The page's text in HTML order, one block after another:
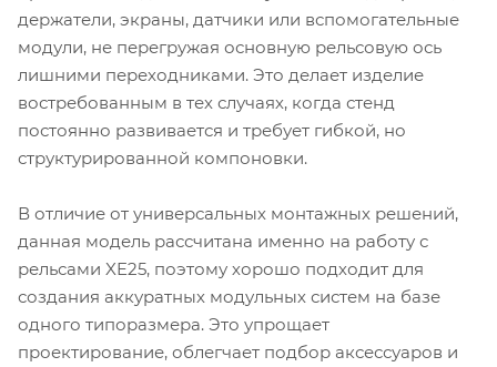
держатели, экраны, датчики или вспомогательные
модули, не перегружая основную рельсовую ось
лишними переходниками. Это делает изделие
востребованным в тех случаях, когда стенд
постоянно развивается и требует гибкой, но
структурированной компоновки.
В отличие от универсальных монтажных решений,
данная модель рассчитана именно на работу с
рельсами XE25, поэтому хорошо подходит для
создания аккуратных модульных систем на базе
одного типоразмера. Это упрощает
проектирование, облегчает подбор аксессуаров и